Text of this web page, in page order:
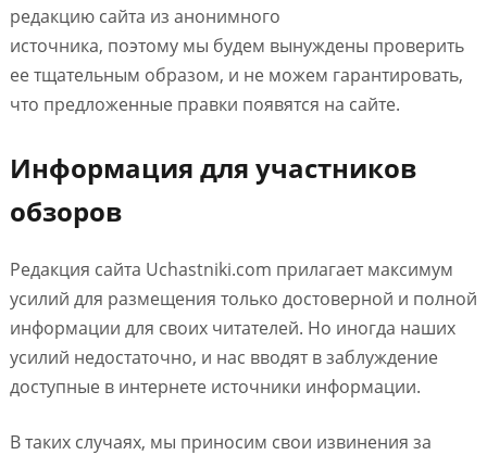
редакцию сайта из анонимного
источника, поэтому мы будем вынуждены проверить
ее тщательным образом, и не можем гарантировать,
что предложенные правки появятся на сайте.
Информация для участников
обзоров
Редакция сайта Uchastniki.com прилагает максимум
усилий для размещения только достоверной и полной
информации для своих читателей. Но иногда наших
усилий недостаточно, и нас вводят в заблуждение
доступные в интернете источники информации.
В таких случаях, мы приносим свои извинения за